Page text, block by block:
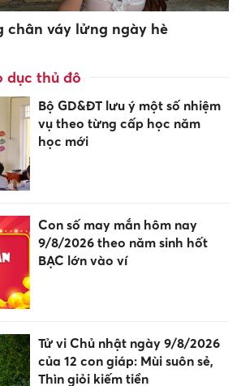
chân váy lửng ngày hè
dục thủ đô
Bộ GD&ĐT lưu ý một số nhiệm
vụ theo từng cấp học năm
học mới
Con số may mắn hôm nay
9/8/2026 theo năm sinh hốt
BẠC lớn vào ví
Tử vi Chủ nhật ngày 9/8/2026
của 12 con giáp: Mùi suôn sẻ,
Thìn giỏi kiếm tiền